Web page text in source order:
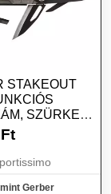
STAKEOUT
SZÜRKE,
Ft
Gerber